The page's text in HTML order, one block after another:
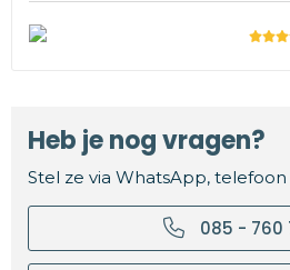
Heb je nog vragen?
Stel ze via WhatsApp, telefoon
085 - 760